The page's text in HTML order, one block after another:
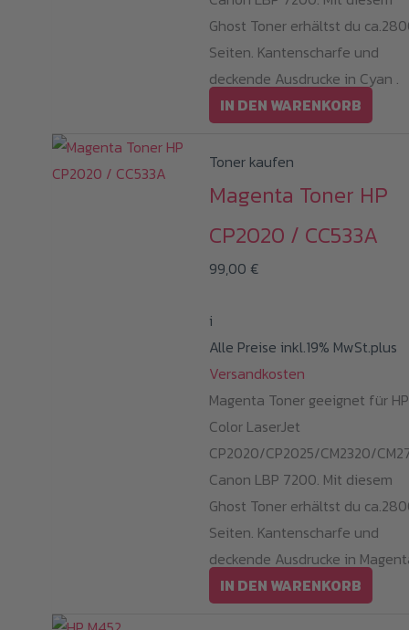
Ghost Toner erhältst du
Seiten. Kantenscharfe und
deckende Ausdrucke in Cyan .
IN DEN WARENKORB
Toner kaufen
Magenta Toner HP
CP2020 / CC533A
99,00 €
i
Alle Preise inkl.19% MwSt.plus
Versandkosten
Magenta Toner geeignet für HP
Color LaserJet
CP2020/CP2025/CM2320/
Canon LBP 7200. Mit diesem
Ghost Toner erhältst du
Seiten. Kantenscharfe und
deckende Ausdrucke in
IN DEN WARENKORB